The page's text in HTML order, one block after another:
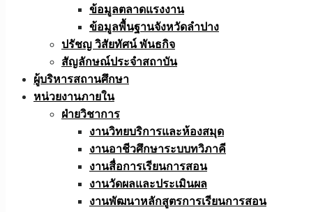
ข้อมูลตลาดแรงงาน
ข้อมูลพื้นฐานจังหวัดลำปาง
ปรัชญ วิสัยทัศน์ พันธกิจ
สัญลักษณ์ประจำสถาบัน
ผู้บริหารสถานศึกษา
หน่วยงานภายใน
ฝ่ายวิชาการ
งานวิทยบริการและห้องสมุด
งานอาชีวศึกษาระบบทวิภาคี
งานสื่อการเรียนการสอน
งานวัดผลและประเมินผล
งานพัฒนาหลักสูตรการเรียนการสอน